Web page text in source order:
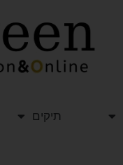
תיקים